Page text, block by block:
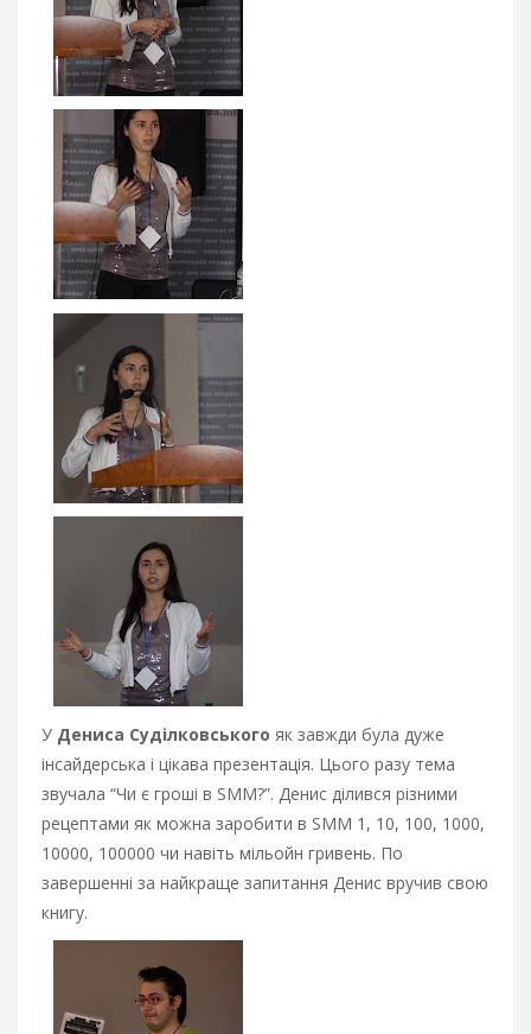
У Дениса Суділковського як завжди була дуже
інсайдерська і цікава презентація. Цього разу тема
звучала “Чи є гроші в SMM?”. Денис ділився різними
рецептами як можна заробити в SMM 1, 10, 100, 1000,
10000, 100000 чи навіть мільойн гривень. По
завершенні за найкраще запитання Денис вручив свою
книгу.